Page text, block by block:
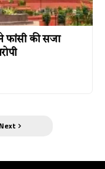
फांसी की सजा
Next